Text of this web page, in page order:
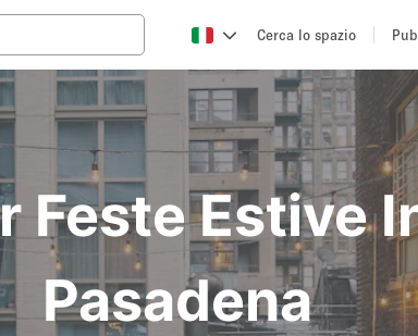
Cerca lo spazio
Feste Estive
Pasadena